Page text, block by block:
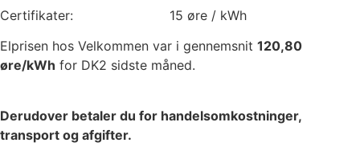
Certifikater: 15 øre / kWh
Elprisen hos Velkommen var i gennemsnit 120,80
øre/kWh for DK2 sidste måned.
Derudover betaler du for handelsomkostninger,
transport og afgifter.